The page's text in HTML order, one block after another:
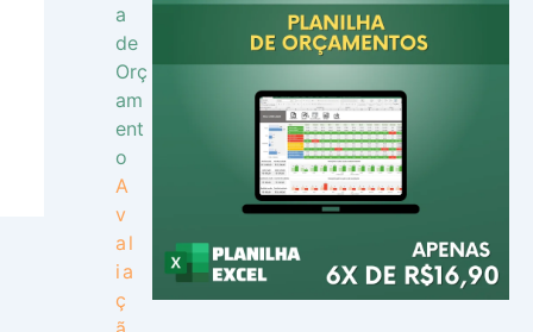
a
de
Orç
am
ent
o
A
v
al
ia
ç